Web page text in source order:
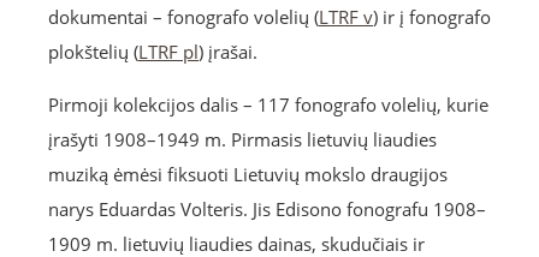
dokumentai – fonografo volelių (LTRF v) ir į fonografo
plokštelių (LTRF pl) įrašai.
Pirmoji kolekcijos dalis – 117 fonografo volelių, kurie
įrašyti 1908–1949 m. Pirmasis lietuvių liaudies
muziką ėmėsi fiksuoti Lietuvių mokslo draugijos
narys Eduardas Volteris. Jis Edisono fonografu 1908–
1909 m. lietuvių liaudies dainas, skudučiais ir